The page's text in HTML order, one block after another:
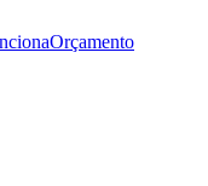
Orçamento